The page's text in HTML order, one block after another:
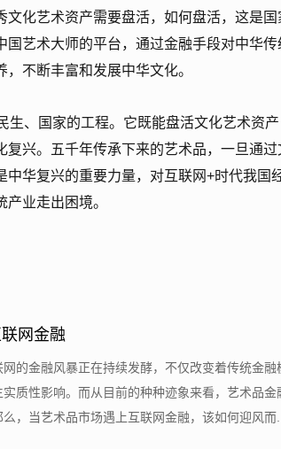
化艺术资产需要盘活，如何盘活，这是国
艺术大师的平台，通过金融手段对中华传
不断丰富和发展中华文化。
生、国家的工程。它既能盘活文化艺术资
兴。五千年传承下来的艺术品，一旦通过
华复兴的重要力量，对互联网+时代我国
业走出困境。
网金融
的金融风暴正在持续发酵，不仅改变着传统金融
质性影响。而从目前的种种迹象来看，艺术品金
，当艺术品市场遇上互联网金融，该如何迎风而